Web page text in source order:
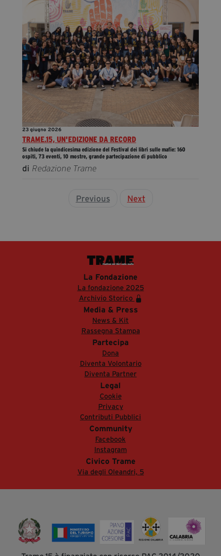
23 giugno 2026
TRAME.15, UN'EDIZIONE DA RECORD
Si chiude la quindicesima edizione del Festival dei libri sulle mafie: 160
ospiti, 73 eventi, 10 mostre, grande partecipazione di pubblico
di Redazione Trame
Previous Next
La Fondazione
La fondazione 2025
Archivio Storico
Media & Press
News & Kit
Rassegna Stampa
Partecipa
Dona
Diventa Volontario
Diventa Partner
Legal
Cookie
Privacy
Contributi Pubblici
Community
Facebook
Instagram
Civico Trame
Via degli Oleandri, 5